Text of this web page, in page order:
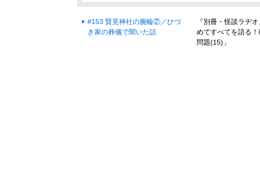
#153 賢見神社の腕輪②／ひづ
き家の葬儀で聞いた話
『別冊・怪談ラヂ
めてすべてを語る
問題(15)」